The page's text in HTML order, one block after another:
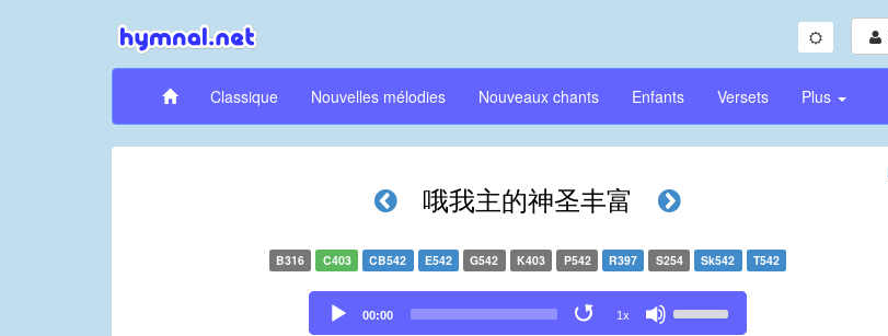
Classique Nouvelles mélodies Nouveaux chants Enfants Versets Plus
哦我主的神圣丰富
B316 C403 CB542 E542 G542 K403 P542 R397 S254 Sk542 T542
Audio
Player
00:00 1x
Up/Down